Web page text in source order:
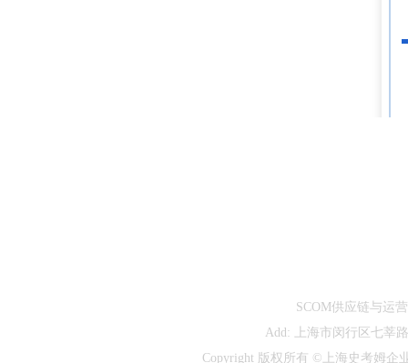
SCOM供应链与运
Add: 上海市闵行区七莘
Copyright 版权所有 © 上海史考姆企